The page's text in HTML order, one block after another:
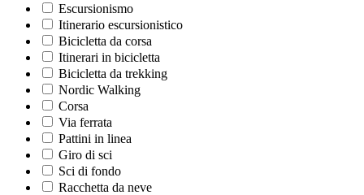
Escursionismo
Itinerario escursionistico
Bicicletta da corsa
Itinerari in bicicletta
Bicicletta da trekking
Nordic Walking
Corsa
Via ferrata
Pattini in linea
Giro di sci
Sci di fondo
Racchetta da neve